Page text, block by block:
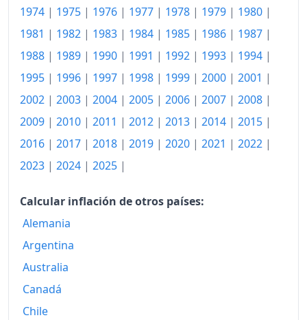
2015
128.21
2016
129.37
2017
132.06
2018
134.70
2019
136.76
138.74
154.76
2023
2024
2025
1974 | 1975 | 1976 | 1977 | 1978 | 1979 | 1980 |
1981 | 1982 | 1983 | 1984 | 1985 | 1986 | 1987 |
1988 | 1989 | 1990 | 1991 | 1992 | 1993 | 1994 |
1995 | 1996 | 1997 | 1998 | 1999 | 2000 | 2001 |
2002 | 2003 | 2004 | 2005 | 2006 | 2007 | 2008 |
2009 | 2010 | 2011 | 2012 | 2013 | 2014 | 2015 |
2016 | 2017 | 2018 | 2019 | 2020 | 2021 | 2022 |
2023 | 2024 | 2025 |
Calcular inflación de otros países:
Alemania
Argentina
Australia
Canadá
Chile